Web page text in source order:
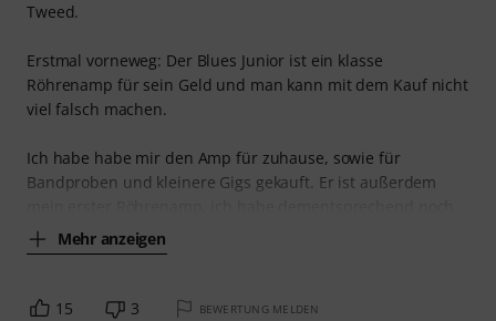
Tweed.
Erstmal vorneweg: Der Blues Junior ist ein klasse
Röhrenamp für sein Geld und man kann mit dem Kauf nicht
viel falsch machen.
Ich habe habe mir den Amp für zuhause, sowie für
Bandproben und kleinere Gigs gekauft. Er ist außerdem
Mehr anzeigen
15 3 BEWERTUNG MELDEN